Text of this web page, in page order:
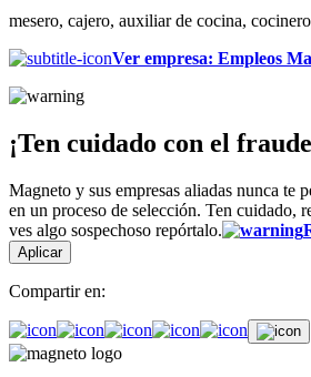
mesero, cajero, auxiliar de cocina,
Ver empresa: Empleos
¡Ten cuidado con el
Magneto y sus empresas aliadas nunca te
en un proceso de selección. Ten cuidado,
ves algo sospechoso repórtalo.
Aplicar
Compartir en: